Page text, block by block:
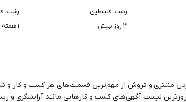
رشت، فلسطین
۳ روز پیش
رشت،
۱ هفته پیش
کردن مشتری و فروش از مهم‌ترین قسمت‌های هر کسب و کار
لیست آگهی‌های کسب و کارهایی مانند آرایشگری و